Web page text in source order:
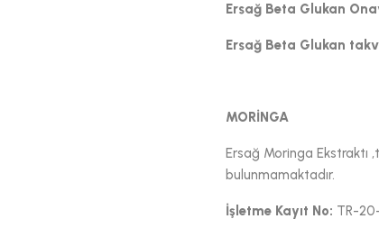
Ersağ Beta Glukan
Ersağ Beta Glukan
MORİNGA
Ersağ Moringa Ekstraktı
bulunmamaktadır.
İşletme Kayıt No: TR-